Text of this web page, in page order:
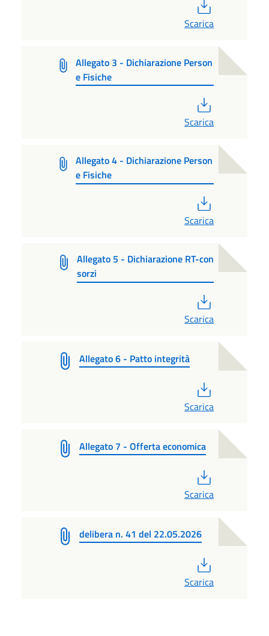
Scarica
Allegato 3 - Dichiarazione Person
e Fisiche
Scarica
Allegato 4 - Dichiarazione Person
e Fisiche
Scarica
Allegato 5 - Dichiarazione RT-con
sorzi
Scarica
Allegato 6 - Patto integrità
Scarica
Allegato 7 - Offerta economica
Scarica
delibera n. 41 del 22.05.2026
Scarica